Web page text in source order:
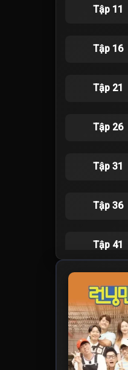
Tập 11
Tập 16
Tập 21
Tập 26
Tập 31
Tập 36
Tập 41
Tập 46
Tập 51
Tập 56